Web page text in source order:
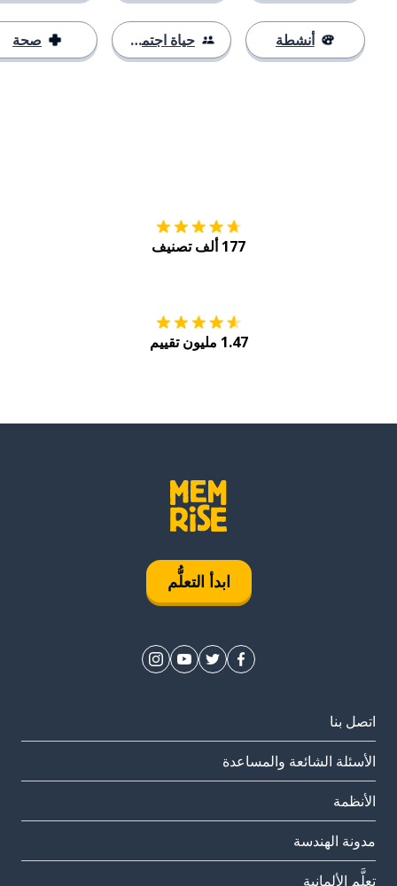
أنشطة حياة اجتماعية صحة
177 ألف تصنيف
1.47 مليون تقييم
ابدأ التعلُّم
اتصل بنا
الأسئلة الشائعة والمساعدة
الأنظمة
مدونة الهندسة
تعلَّم الألمانية